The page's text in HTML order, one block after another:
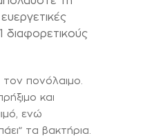
διαφορετικούς
τον πονόλαιμο.
και
ενώ
τα βακτήρια.